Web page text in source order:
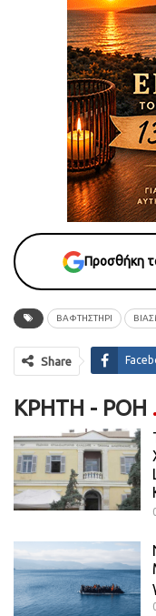
Προσθήκη
ΒΑΦΤΗΣΤΗΡΙ
Share
ΚΡΉΤΗ - ΡΟΗ